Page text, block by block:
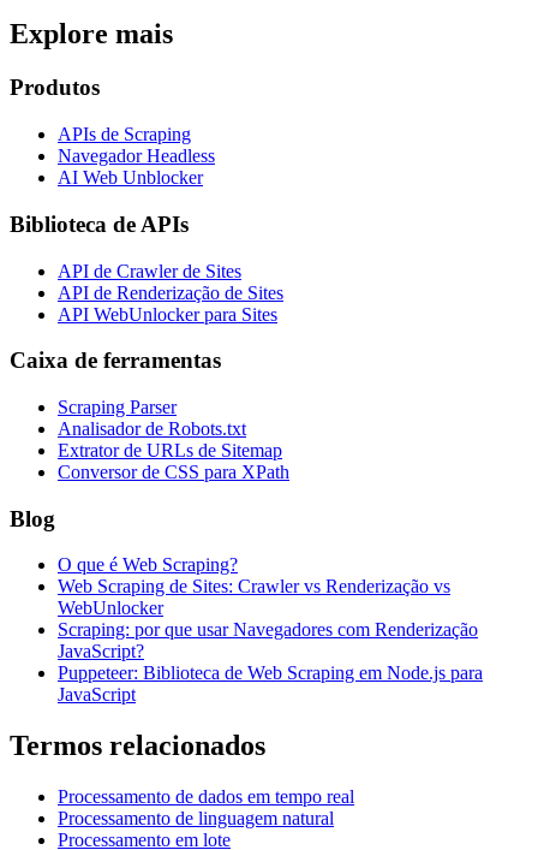
Explore mais
Produtos
APIs de Scraping
Navegador Headless
AI Web Unblocker
Biblioteca de APIs
API de Crawler de Sites
API de Renderização de Sites
API WebUnlocker para Sites
Caixa de ferramentas
Scraping Parser
Analisador de Robots.txt
Extrator de URLs de Sitemap
Conversor de CSS para XPath
Blog
O que é Web Scraping?
Web Scraping de Sites: Crawler vs Renderização vs
WebUnlocker
Scraping: por que usar Navegadores com Renderização
JavaScript?
Puppeteer: Biblioteca de Web Scraping em Node.js para
JavaScript
Termos relacionados
Processamento de dados em tempo real
Processamento de linguagem natural
Processamento em lote